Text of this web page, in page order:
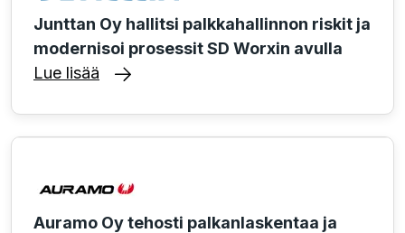
Junttan Oy hallitsi palkkahallinnon riskit ja
modernisoi prosessit SD Worxin avulla
Lue lisää
Auramo Oy tehosti palkanlaskentaa ja